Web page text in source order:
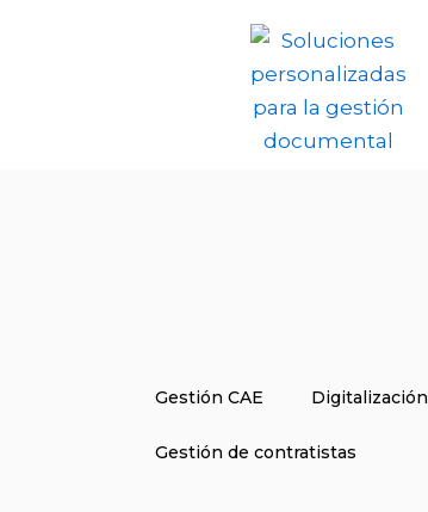
Gestión CAE Digitalización
Gestión de contratistas